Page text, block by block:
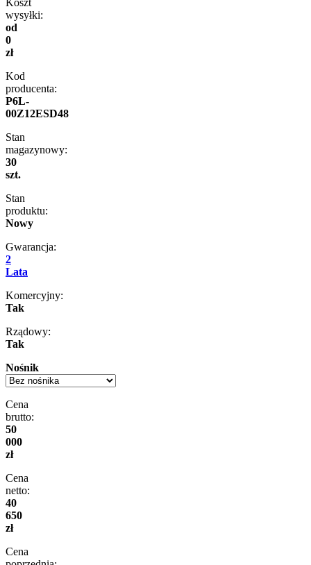
wysyłki:
od
0
zł
Kod
producenta:
P6L-
00Z12ESD48
Stan
magazynowy:
30
szt.
Stan
produktu:
Nowy
Gwarancja:
2
Lata
Komercyjny:
Tak
Rządowy:
Tak
Nośnik
Cena
brutto:
50
000
zł
Cena
netto:
40
650
zł
Cena